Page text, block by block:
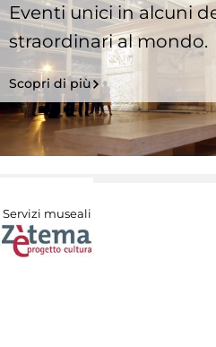
Eventi unici in alcuni
straordinari al mondo.
Scopri di più
Servizi museali